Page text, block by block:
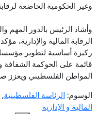
وغير الحكومية الخاضعة
وأشاد الرئيس بالدور المهم
الرقابة المالية والإدارية،
ركيزة أساسية لتطوير
قائمة على الحوكمة الشفافة
المواطن الفلسطيني ويعزز
الوسوم: الرئاسة الفلسطينية,
المالية و الإدارية